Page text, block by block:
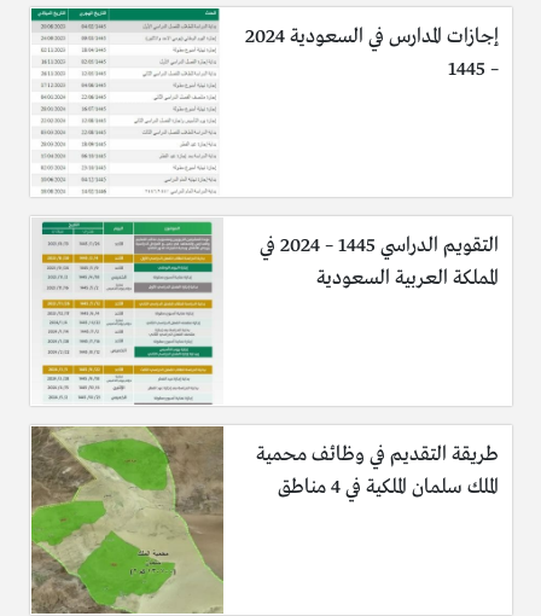
إجازات المدارس في السعودية 2024
– 1445
التقويم الدراسي 1445 – 2024 في
المملكة العربية السعودية
طريقة التقديم في وظائف محمية
الملك سلمان الملكية في 4 مناطق